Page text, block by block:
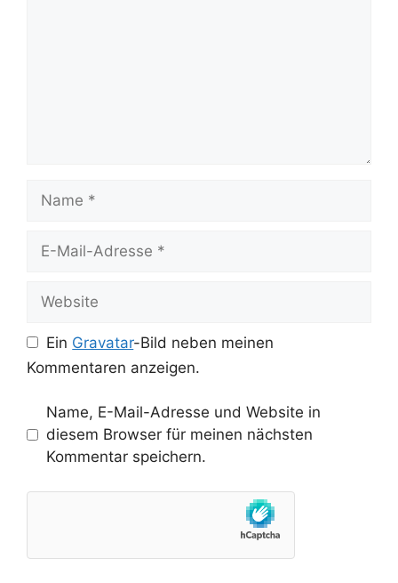
Mail-
Ein Gravatar-Bild neben meinen
Kommentaren anzeigen.
Name, E-Mail-Adresse und Website in
diesem Browser für meinen nächsten
Kommentar speichern.